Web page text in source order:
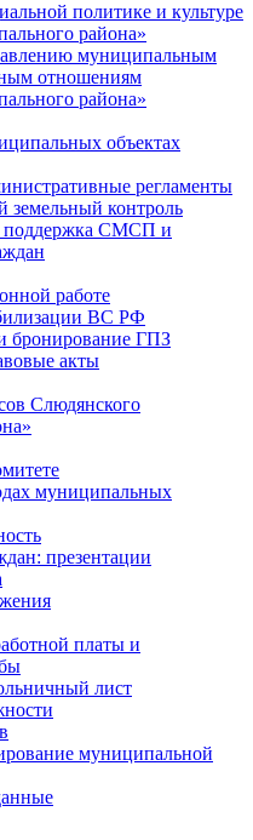
политике и культуре
района»
муниципальным
отношениям
района»
объектах
регламенты
контроль
поддержка СМСП и
работе
ВС РФ
бронирование ГПЗ
акты
Слюдянского
муниципальных
презентации
платы и
лист
муниципальной